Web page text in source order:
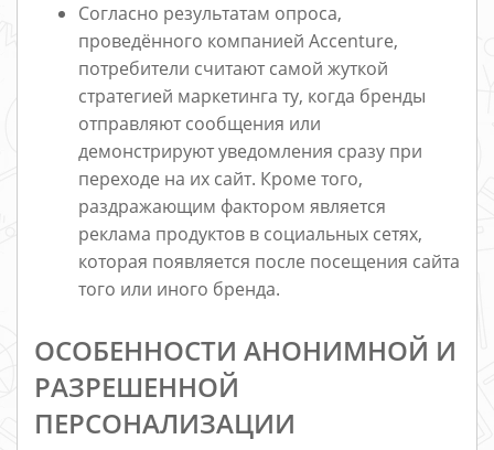
Согласно результатам опроса,
проведённого компанией Accenture,
потребители считают самой жуткой
стратегией маркетинга ту, когда бренды
отправляют сообщения или
демонстрируют уведомления сразу при
переходе на их сайт. Кроме того,
раздражающим фактором является
реклама продуктов в социальных сетях,
которая появляется после посещения сайта
того или иного бренда.
ОСОБЕННОСТИ АНОНИМНОЙ И
РАЗРЕШЕННОЙ
ПЕРСОНАЛИЗАЦИИ